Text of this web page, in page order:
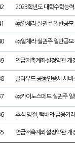
2023학년도 대학수학능
㈜알체라 실권주 일반공모
㈜알체라 실권주 일반공모
연금저축계좌설정약관 개
클라우드 공동인증서 서비
㈜카이노스메드 실권주 일
추석 명절, 택배와 금융거
연금저축계좌설정약관 개